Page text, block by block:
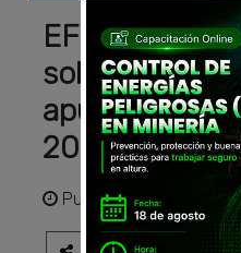
EFCO del
soluciones de
2023
Publicadohace 2 años